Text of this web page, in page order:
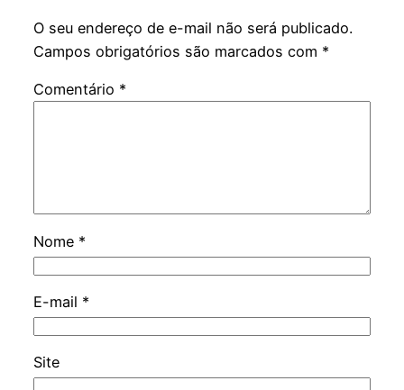
O seu endereço de e-mail não será publicado.
Campos obrigatórios são marcados com *
Comentário *
Nome *
E-mail *
Site